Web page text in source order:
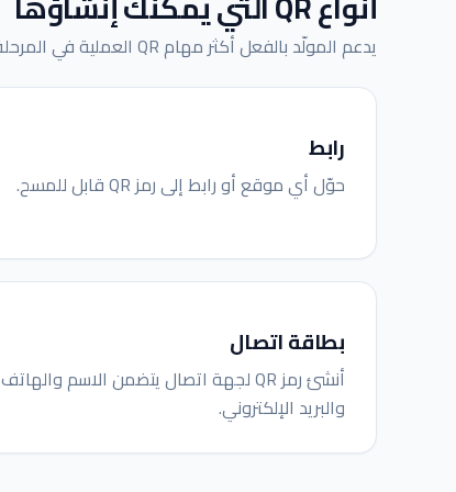
يدعم المولّد بالفعل أكثر مهام QR العملية في المرحلة الأولى من المنصة.
رابط
حوّل أي موقع أو رابط إلى رمز QR قابل للمسح.
بطاقة اتصال
أنشئ رمز QR لجهة اتصال يتضمن الاسم والهاتف
والبريد الإلكتروني.